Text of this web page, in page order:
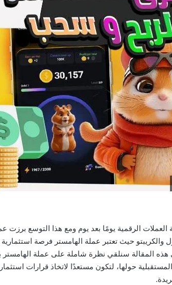
العملات الرقمية يومًا بعد يوم ومع هذا التوسع برزت
والكريبتو حيث تعتبر عملة الهامستر فرصة
هذه المقالة سنلقي نظرة شاملة على عملة الهامستر
حولها، لتكون مستعدًا لاتخاذ قرارات